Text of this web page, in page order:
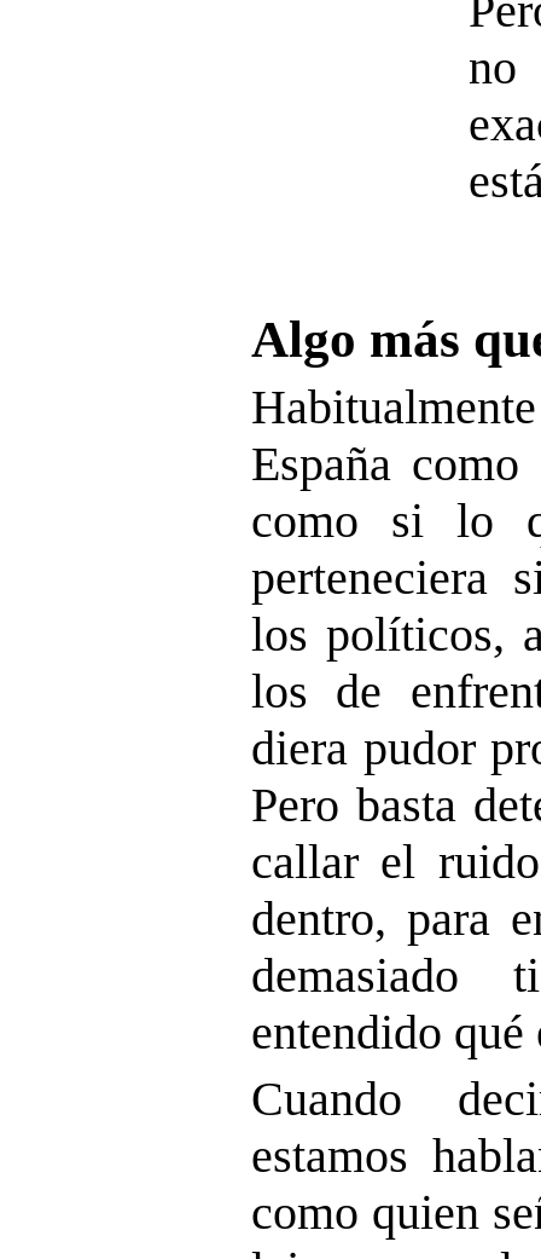
Algo más
España
como si lo
perteneciera
los políticos,
los de
diera pudor
Pero basta
callar el
dentro, para
demasiado
entendido qué
Cuando
estamos
como quien